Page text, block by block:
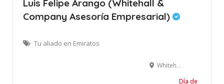
Luis Felipe Arango (Whitehall &
Company Asesoría Empresarial)
Tu aliado en Emiratos
Whitehall & Company - Dubái - Emiratos Árabes Unidos
Día de